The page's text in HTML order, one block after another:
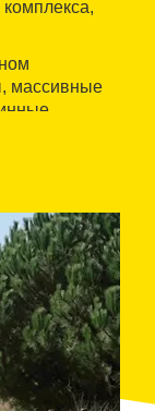
массивные
по всей